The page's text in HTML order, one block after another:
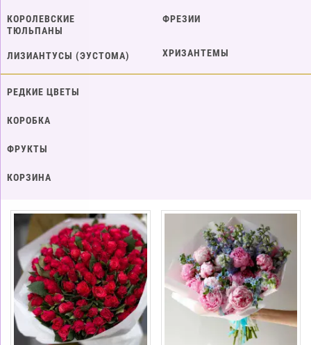
КОРОЛЕВСКИЕ
ТЮЛЬПАНЫ
ЛИЗИАНТУСЫ (ЭУСТОМА)
ФРЕЗИИ
ХРИЗАНТЕМЫ
РЕДКИЕ ЦВЕТЫ
КОРОБКА
ФРУКТЫ
КОРЗИНА